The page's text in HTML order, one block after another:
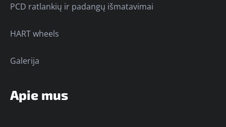
PCD ratlankių ir padangų išmatavimai
HART wheels
Galerija
Apie mus